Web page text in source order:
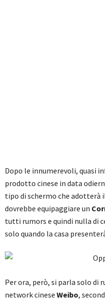
Dopo le innumerevoli, quasi
prodotto cinese in data
tipo di schermo che adotterà
dovrebbe equipaggiare un
tutti rumors e quindi nulla di
solo quando la casa
Per ora, però, si parla solo di
network cinese Weibo,